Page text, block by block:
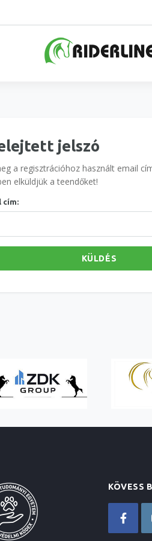
jelszó
a regisztrációhoz használt email
elküldjük a teendőket!
cím:
KÜLDÉS
KÖVESS